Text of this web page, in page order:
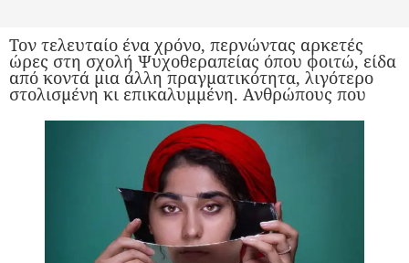
Τον τελευταίο ένα χρόνο, περνώντας αρκετές
ώρες στη σχολή Ψυχοθεραπείας όπου φοιτώ, είδα
από κοντά μια άλλη πραγματικότητα, λιγότερο
στολισμένη κι επικαλυμμένη. Ανθρώπους που